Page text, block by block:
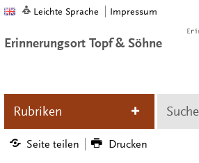
Leichte Sprache Impressum
Erinnerungsort Topf & Söhne
Rubriken Suche
Seite teilen Drucken